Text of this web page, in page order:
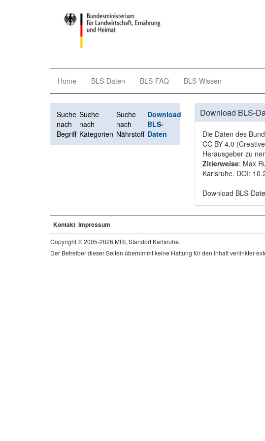
Home BLS-Daten BLS-FAQ BLS-Wissen
Suche
nach
Begriff
Suche
nach
Kategorien
Suche
nach
Nährstoff
Download
BLS-
Daten
Download BLS-
Die Daten des
CC BY 4.0
Herausgeber zu
Zitierweise: Max
Karlsruhe. DOI:
Download BLS-
Kontakt Impressum
Copyright © 2005-2026 MRI, Standort Karlsruhe.
Der Betreiber dieser Seiten übernimmt keine Haftung für den Inhalt verlinkter